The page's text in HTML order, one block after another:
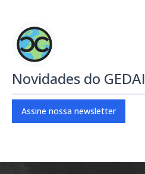
Novidades do GEDAI
Assine nossa newsletter